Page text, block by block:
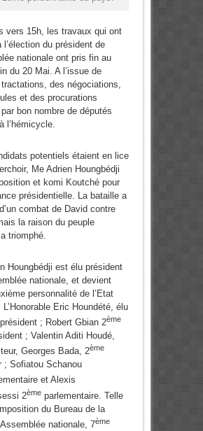
vers 15h, les travaux qui ont
l’élection du président de
nationale ont pris fin au
du 20 Mai. A l’issue de
des négociations,
et des procurations
bon nombre de députés
l’hémicycle.
potentiels étaient en lice
Me Adrien Houngbédji
et komi Koutché pour
présidentielle. La bataille a
combat de David contre
la raison du peuple
triomphé.
Houngbédji est élu président
nationale, et devient
personnalité de l’Etat
Eric Houndété, élu
; Robert Gbian 2ème
; Valentin Aditi Houdé,
Georges Bada, 2ème
; Sofiatou Schanou
et Alexis
2èmeparlementaire. Telle
du Bureau de la
nationale, 7ème